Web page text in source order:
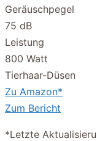
Geräuschpegel
75 dB
Leistung
800 Watt
Tierhaar-Düsen
Zu Amazon*
Zum Bericht
*Letzte